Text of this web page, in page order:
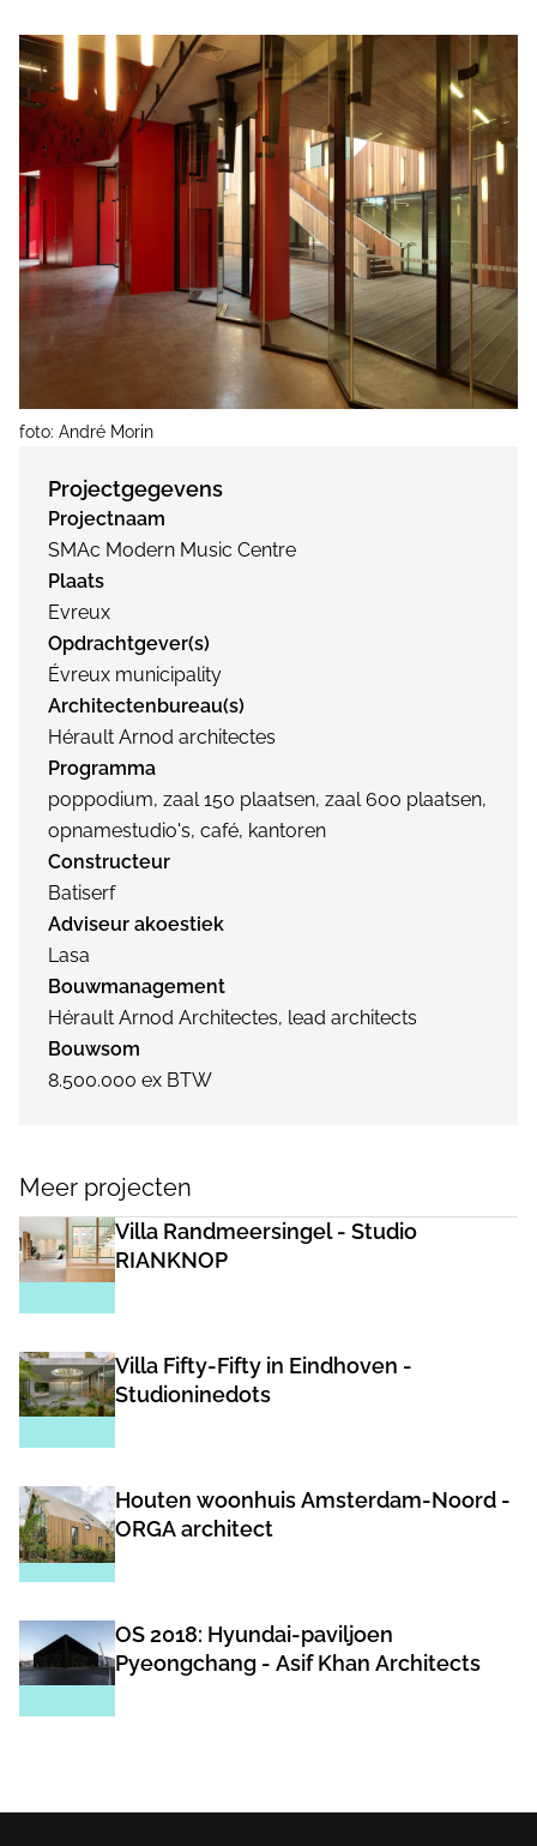
foto: André Morin
Projectgegevens
Projectnaam
SMAc Modern Music Centre
Plaats
Evreux
Opdrachtgever(s)
Évreux municipality
Architectenbureau(s)
Hérault Arnod architectes
Programma
poppodium, zaal 150 plaatsen, zaal 600 plaatsen,
opnamestudio's, café, kantoren
Constructeur
Batiserf
Adviseur akoestiek
Lasa
Bouwmanagement
Hérault Arnod Architectes, lead architects
Bouwsom
8.500.000 ex BTW
Meer projecten
Villa Randmeersingel - Studio
RIANKNOP
Villa Fifty-Fifty in Eindhoven -
Studioninedots
Houten woonhuis Amsterdam-Noord -
ORGA architect
OS 2018: Hyundai-paviljoen
Pyeongchang - Asif Khan Architects